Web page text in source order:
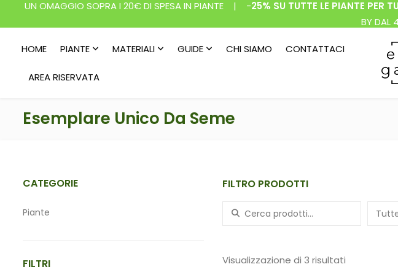
UN OMAGGIO SOPRA I 20€ DI SPESA IN PIANTE | -25% SU TUTTE LE PIANTE PER
BY DAL
HOME PIANTE MATERIALI GUIDE CHI SIAMO CONTATTACI
AREA RISERVATA
Esemplare Unico Da Seme
FILTRO PRODOTTI
Search for:
Visualizzazione di 3 risultati
CATEGORIE
Piante
FILTRI